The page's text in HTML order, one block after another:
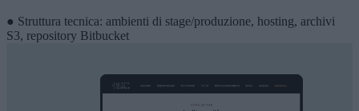
● Struttura tecnica: ambienti di stage/produzione, hosting, archivi
S3, repository Bitbucket